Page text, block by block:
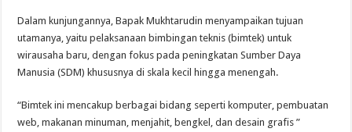
Dalam kunjungannya, Bapak Mukhtarudin menyampaikan tujuan
utamanya, yaitu pelaksanaan bimbingan teknis (bimtek) untuk
wirausaha baru, dengan fokus pada peningkatan Sumber Daya
Manusia (SDM) khususnya di skala kecil hingga menengah.
“Bimtek ini mencakup berbagai bidang seperti komputer, pembuatan
web, makanan minuman, menjahit, bengkel, dan desain grafis ”